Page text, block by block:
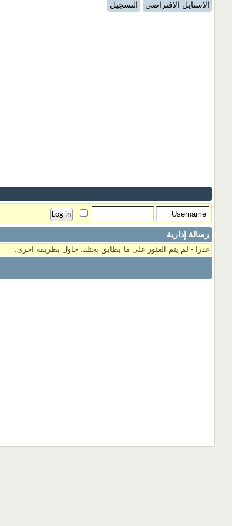
الاستايل الافتراضي
التسجيل
رسالة إدارية
عذرا - لم يتم العثور على ما يطابق بحثك. حاول بطريقة اخرى.